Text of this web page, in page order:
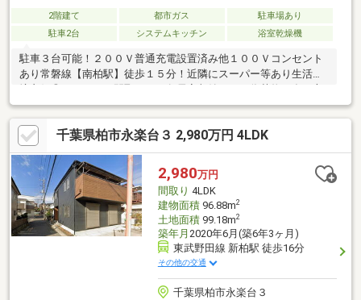
2階建て 都市ガス
駐車場あり
駐車2台
システムキッチン 浴室乾燥機
駐車３台可能！２００Ｖ普通充電設置済み他１００Ｖコンセント
あり常磐線【南柏駅】徒歩１５分！近隣にスーパー等あり生活環
境良好◎４ＬＤＫの間取りで、各居室収納がある為荷物が多い方
にお勧め！
千葉県柏市永楽台３ 2,980万円 4LDK
2,980万円
間取り 4LDK
建物面積96.88m2
土地面積99.18m2
築年月 2020年6月(築6年3ヶ月)
東武野田線 新柏駅 徒歩16分
その他の交通
千葉県柏市永楽台３